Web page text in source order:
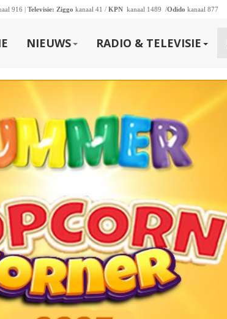
916 | Televisie: Ziggo kanaal 41 / KPN kanaal 1489 /Odido kanaal 877
NIEUWS RADIO & TELEVISIE